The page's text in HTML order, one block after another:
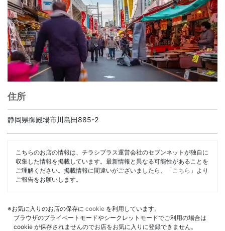
住所
静岡県御殿場市川島田885-2
こちらのお店の情報は、チラシプラス運営会社のセブンネットが独自に
収集した情報を掲載しています。最新情報と異なる可能性があることを
ご理解ください。掲載情報に間違いがございましたら、「 こちら 」より
ご報告をお願いします。
※お気に入りのお店の保存に cookie を利用しています。
ブラウザのプライベートモードやシークレットモードでご利用の場合は
cookie が保存されませんのでお店をお気に入りに登録できません。